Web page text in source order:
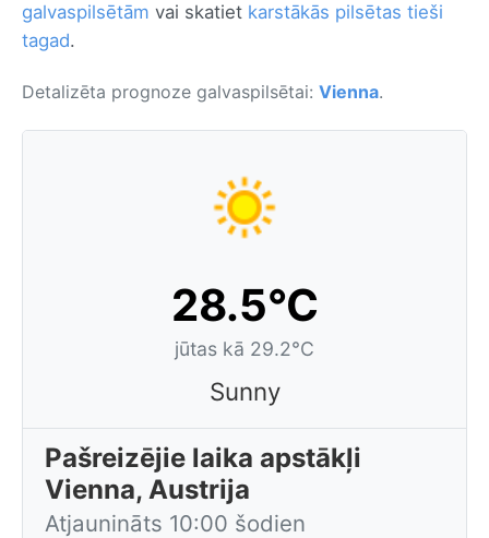
galvaspilsētām vai skatiet karstākās pilsētas tieši
tagad.
Detalizēta prognoze galvaspilsētai: Vienna.
28.5°C
jūtas kā 29.2°C
Sunny
Pašreizējie laika apstākļi
Vienna, Austrija
Atjaunināts 10:00 šodien